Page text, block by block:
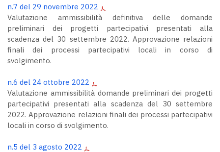
n.7 del 29 novembre 2022
Valutazione ammissibilità definitiva delle domande
preliminari dei progetti partecipativi presentati alla
scadenza del 30 settembre 2022. Approvazione relazioni
finali dei processi partecipativi locali in corso di
svolgimento.
n.6 del 24 ottobre 2022
Valutazione ammissibilità domande preliminari dei progetti
partecipativi presentati alla scadenza del 30 settembre
2022. Approvazione relazioni finali dei processi partecipativi
locali in corso di svolgimento.
n.5 del 3 agosto 2022